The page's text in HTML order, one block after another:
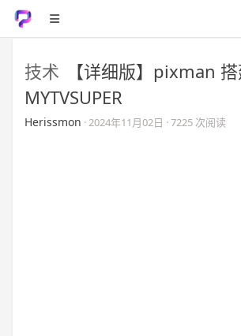
技术
【详细版】pixman
MYTVSUPER
Herissmon ·2024年11月02日 · 7225 次阅读